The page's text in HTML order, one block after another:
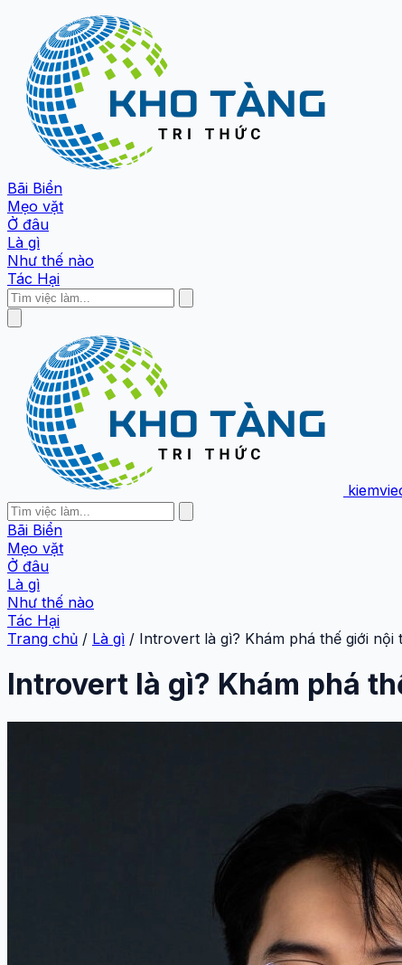
Bãi Biển
Mẹo vặt
Ở đâu
Là gì
Như thế nào
Tác Hại
Bãi Biển
Mẹo vặt
Ở đâu
Là gì
Như thế nào
Tác Hại
Trang chủ / Là gì / Introvert là gì? Khám phá thế giới nội
Introvert là gì? Khám phá